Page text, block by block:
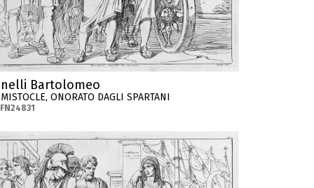
Bartolomeo
ONORATO DAGLI SPARTANI